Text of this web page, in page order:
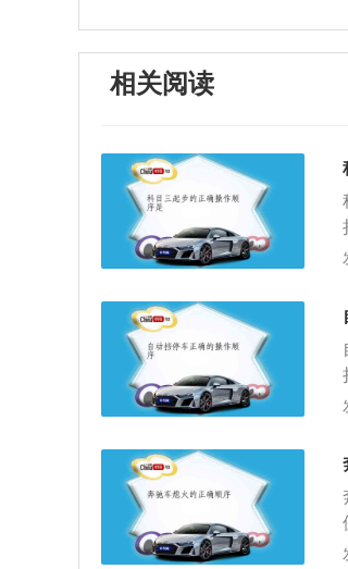
相关阅读